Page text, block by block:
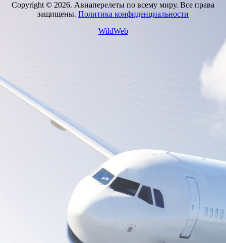
Copyright © 2026. Авиаперелеты по всему миру. Все права
защищены. Политика конфиденциальности
WildWeb